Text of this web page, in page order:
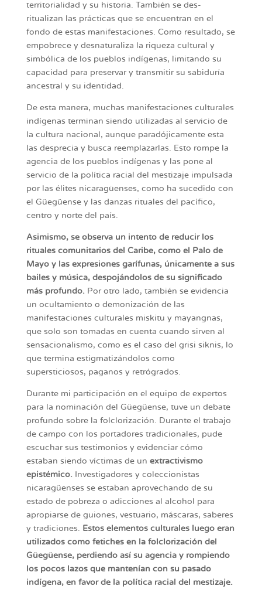
territorialidad y su historia. También se des-
ritualizan las prácticas que se encuentran en el
fondo de estas manifestaciones. Como resultado, se
empobrece y desnaturaliza la riqueza cultural y
simbólica de los pueblos indígenas, limitando su
capacidad para preservar y transmitir su sabiduría
ancestral y su identidad.
De esta manera, muchas manifestaciones culturales
indígenas terminan siendo utilizadas al servicio de
la cultura nacional, aunque paradójicamente esta
las desprecia y busca reemplazarlas. Esto rompe la
agencia de los pueblos indígenas y las pone al
servicio de la política racial del mestizaje impulsada
por las élites nicaragüenses, como ha sucedido con
el Güegüense y las danzas rituales del pacífico,
centro y norte del país.
Asimismo, se observa un intento de reducir los
rituales comunitarios del Caribe, como el Palo de
Mayo y las expresiones garífunas, únicamente a sus
bailes y música, despojándolos de su significado
más profundo. Por otro lado, también se evidencia
un ocultamiento o demonización de las
manifestaciones culturales miskitu y mayangnas,
que solo son tomadas en cuenta cuando sirven al
sensacionalismo, como es el caso del grisi siknis, lo
que termina estigmatizándolos como
supersticiosos, paganos y retrógrados.
Durante mi participación en el equipo de expertos
para la nominación del Güegüense, tuve un debate
profundo sobre la folclorización. Durante el trabajo
de campo con los portadores tradicionales, pude
escuchar sus testimonios y evidenciar cómo
estaban siendo víctimas de un extractivismo
epistémico.
Investigadores y coleccionistas
nicaragüenses se estaban aprovechando de su
estado de pobreza o adicciones al alcohol para
apropiarse de guiones, vestuario, máscaras, saberes
y tradiciones. Estos elementos culturales luego eran
utilizados como fetiches en la folclorización del
Güegüense, perdiendo así su agencia y rompiendo
los pocos lazos que mantenían con su pasado
indígena, en favor de la política racial del mestizaje.